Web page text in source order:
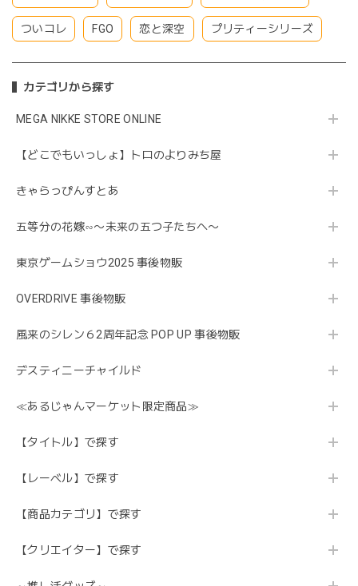
ついコレ FGO 恋と深空 プリティーシリーズ
カテゴリから探す
MEGA NIKKE STORE ONLINE
【どこでもいっしょ】トロのよりみち屋
きゃらっぴんすとあ
五等分の花嫁∽〜未来の五つ子たちへ〜
東京ゲームショウ2025 事後物販
OVERDRIVE 事後物販
風来のシレン６2周年記念 POP UP 事後物販
デスティニーチャイルド
≪あるじゃんマーケット限定商品≫
【タイトル】で探す
【レーベル】で探す
【商品カテゴリ】で探す
【クリエイター】で探す